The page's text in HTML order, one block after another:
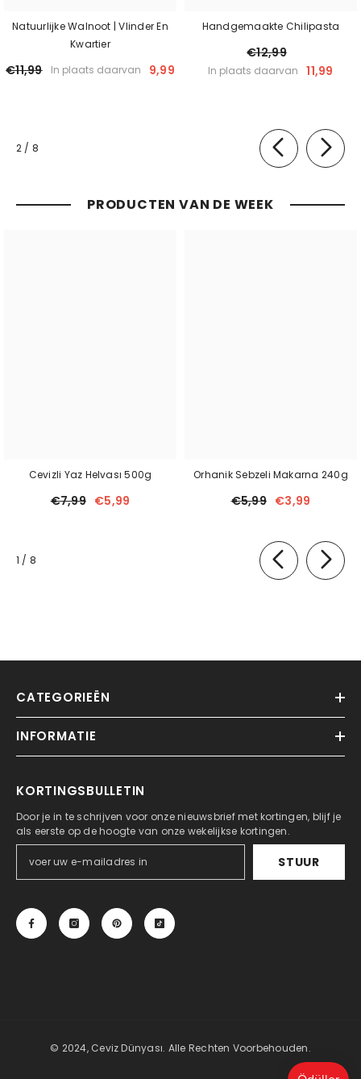
Natuurlijke Walnoot | Vlinder En
Kwartier
€11,99 In plaats daarvan 9,99
Handgemaakte Chilipasta
€12,99
In plaats daarvan 11,99
2 / van
8
PRODUCTEN VAN DE WEEK
Cevizli Yaz Helvası 500g
€7,99 €5,99
Orhanik Sebzeli Makarna 240g
€5,99 €3,99
1 / van
8
CATEGORIEËN
INFORMATIE
KORTINGSBULLETIN
Door je in te schrijven voor onze nieuwsbrief met kortingen, blijf je
als eerste op de hoogte van onze wekelijkse kortingen.
STUUR
© 2024, Ceviz Dünyası. Alle Rechten Voorbehouden.